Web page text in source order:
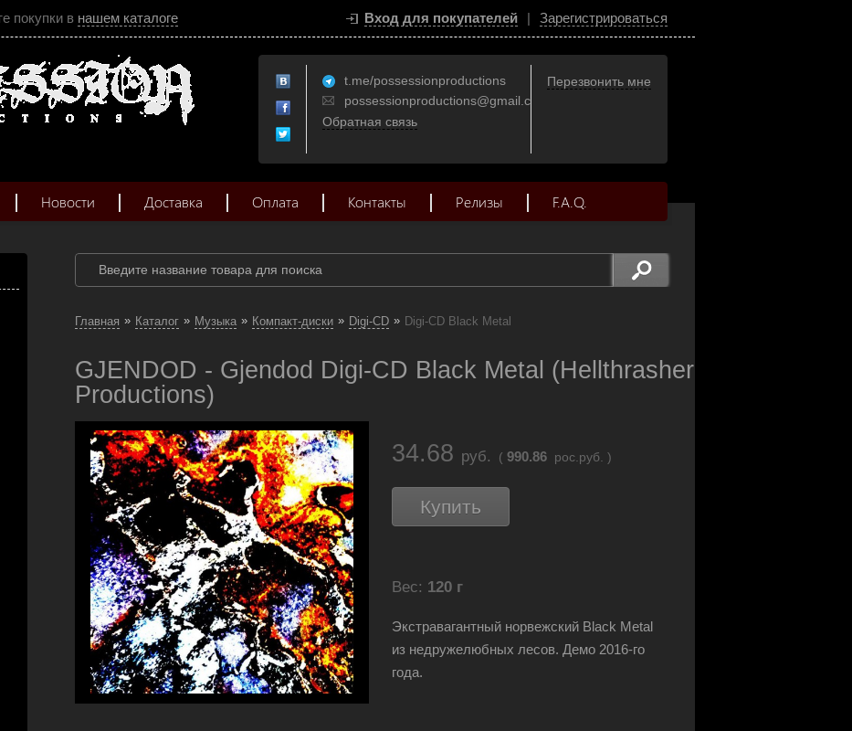
покупки в нашем каталоге Вход для покупателей | Зарегистрироваться
t.me/possessionproductions
possessionproductions@gmail.com
Обратная связь
Перезвонить мне
Новости Доставка Оплата Контакты Релизы F.A.Q.
Главная » Каталог » Музыка » Компакт-диски » Digi-CD » Digi-CD Black Metal
GJENDOD - Gjendod Digi-CD Black Metal (Hellthrasher
Productions)
34.68 руб. ( 990.86 рос.руб. )
Купить
Вес: 120 г
Экстравагантный норвежский Black Metal
из недружелюбных лесов. Демо 2016-го
года.